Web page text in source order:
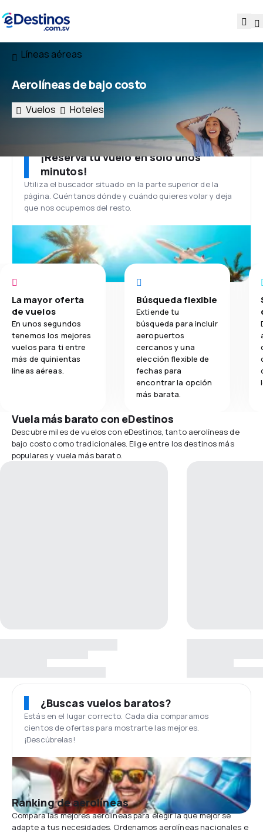
Líneas aéreas
Aerolíneas de bajo costo
Vuelos Hoteles
¡Reserva tu vuelo en solo unos
minutos!
Utiliza el buscador situado en la parte superior de la
página. Cuéntanos dónde y cuándo quieres volar y deja
que nos ocupemos del resto.
La mayor oferta
de vuelos
En unos segundos
tenemos los mejores
vuelos para ti entre
más de quinientas
líneas aéreas.
Búsqueda flexible
Extiende tu
búsqueda para incluir
aeropuertos
cercanos y una
elección flexible de
fechas para
encontrar la opción
más barata.
Vuela más barato con eDestinos
Descubre miles de vuelos con eDestinos, tanto aerolíneas de
bajo costo como tradicionales. Elige entre los destinos más
populares y vuela más barato.
¿Buscas vuelos baratos?
Estás en el lugar correcto. Cada día comparamos
cientos de ofertas para mostrarte las mejores.
¡Descúbrelas!
Ranking de aerolíneas
Compara las mejores aerolíneas para elegir la que mejor se
adapte a tus necesidades. Ordenamos aerolíneas nacionales e